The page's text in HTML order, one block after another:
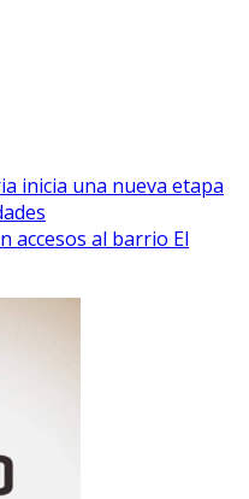
inicia una nueva etapa
accesos al barrio El